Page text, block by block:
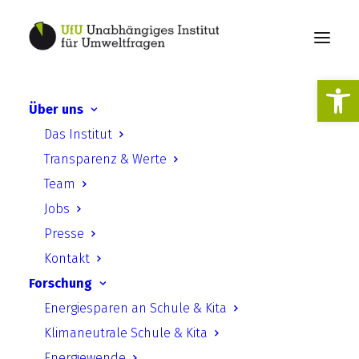
Über uns
Das Institut
Transparenz & Werte
Team
Jobs
Presse
Kontakt
Forschung
Energiesparen an Schule & Kita
Klimaneutrale Schule & Kita
Hallesche Gesprächsreihe
Klimawandel 2021
16. September 2021
Das Dienstleistungszentrum Klimaschutz der